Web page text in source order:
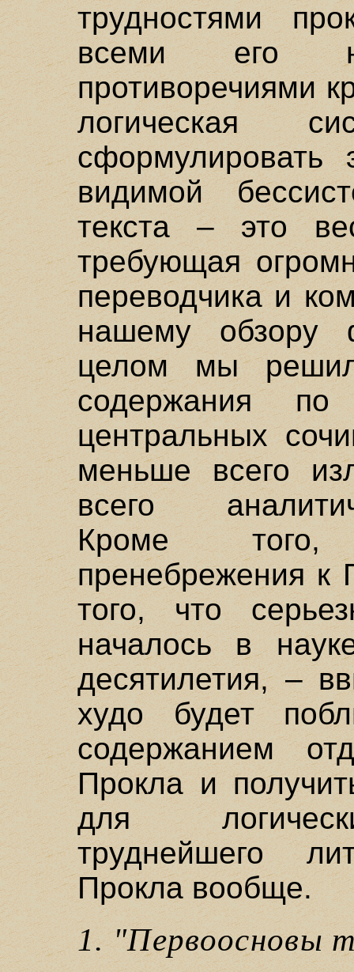
трудностями
всеми его
противоречиями
логическая
сформулировать
видимой
текста – это
требующая
переводчика и
нашему обзору
целом мы
содержания
центральных
меньше всего
всего
Кроме того,
пренебрежения к
того, что
началось в
десятилетия, –
худо будет
содержанием
Прокла и
для
труднейшего
Прокла вообще.
1. "Первоосновы